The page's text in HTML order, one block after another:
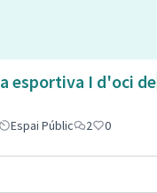
esportiva I d'oci de
Espai Públic 2 0